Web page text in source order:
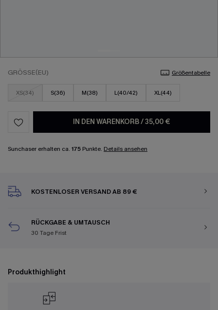
GRÖSSE(EU) Größentabelle
XS(34) S(36) M(38) L(40/42) XL(44)
IN DEN WARENKORB/35,00 €
Sunchaser erhalten ca. 175 Punkte. Details ansehen
KOSTENLOSER VERSAND AB 89 €
RÜCKGABE & UMTAUSCH
30 Tage Frist
Produkthighlight